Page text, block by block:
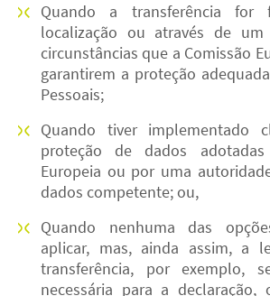
Quando a transferência for
localização ou através de
circunstâncias que a Comissão
garantirem a proteção
Pessoais;
Quando tiver implementado
proteção de dados
Europeia ou por uma
dados competente; ou,
Quando nenhuma das
aplicar, mas, ainda assim, a
transferência, por exemplo,
necessária para a